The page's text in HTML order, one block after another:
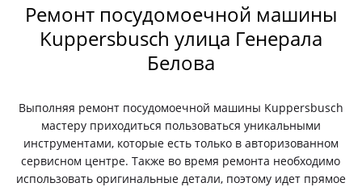
Ремонт посудомоечной машины
Kuppersbusch улица Генерала
Белова
Выполняя ремонт посудомоечной машины Kuppersbusch
мастеру приходиться пользоваться уникальными
инструментами, которые есть только в авторизованном
сервисном центре. Также во время ремонта необходимо
использовать оригинальные детали, поэтому идет прямое